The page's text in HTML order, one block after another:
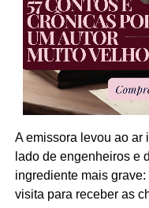
A emissora levou ao ar
lado de engenheiros e
ingrediente mais
visita para receber as